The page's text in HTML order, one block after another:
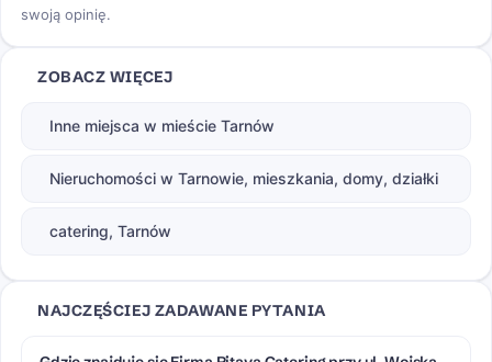
swoją opinię.
ZOBACZ WIĘCEJ
Inne miejsca w mieście Tarnów
Nieruchomości w Tarnowie, mieszkania, domy, działki
catering, Tarnów
NAJCZĘŚCIEJ ZADAWANE PYTANIA